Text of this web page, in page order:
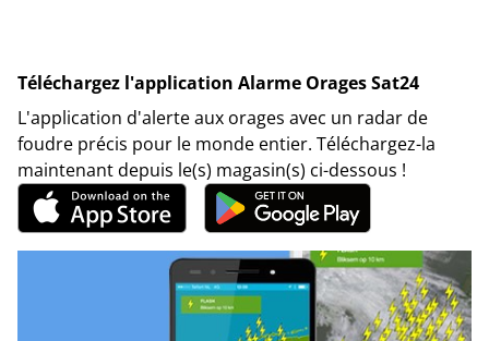
Téléchargez l'application Alarme Orages Sat24
L'application d'alerte aux orages avec un radar de
foudre précis pour le monde entier. Téléchargez-la
maintenant depuis le(s) magasin(s) ci-dessous !